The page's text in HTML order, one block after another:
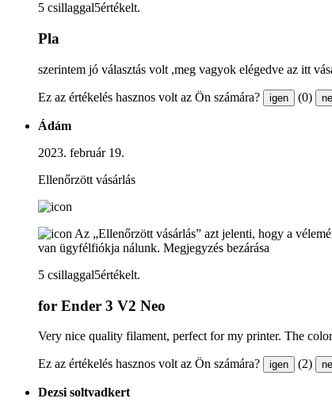
5 csillaggal5értékelt.
Pla
szerintem jó választás volt ,meg vagyok elégedve az itt
Ez az értékelés hasznos volt az Ön számára? igen (0)
Ádám
2023. február 19.
Ellenőrzött vásárlás
Az „Ellenőrzött vásárlás” azt jelenti, hogy a
van ügyfélfiókja nálunk. Megjegyzés bezárása
5 csillaggal5értékelt.
for Ender 3 V2 Neo
Very nice quality filament, perfect for my printer. The
Ez az értékelés hasznos volt az Ön számára? igen (2)
Dezsi soltvadkert